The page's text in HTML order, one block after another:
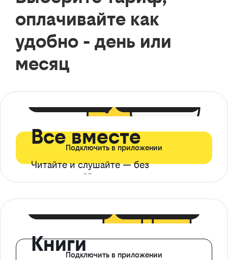
оплачивайте как
удобно - день или
месяц
Все вместе
Читайте и слушайте — без
ограничений*
Подключить в приложении
КнигиПодключить в приложении